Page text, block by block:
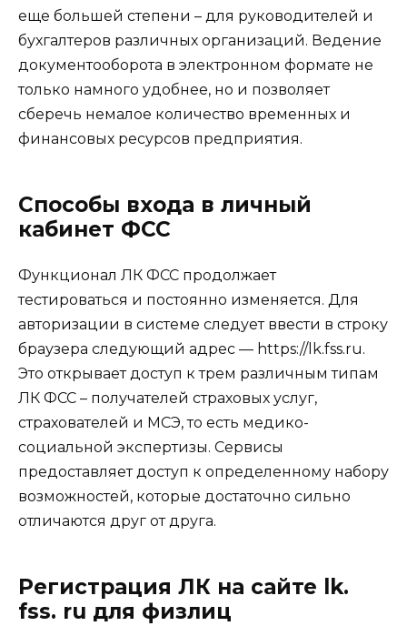
еще большей степени – для руководителей и
бухгалтеров различных организаций. Ведение
документооборота в электронном формате не
только намного удобнее, но и позволяет
сберечь немалое количество временных и
финансовых ресурсов предприятия.
Способы входа в личный
кабинет ФСС
Функционал ЛК ФСС продолжает
тестироваться и постоянно изменяется. Для
авторизации в системе следует ввести в строку
браузера следующий адрес — https://lk.fss.ru.
Это открывает доступ к трем различным типам
ЛК ФСС – получателей страховых услуг,
страхователей и МСЭ, то есть медико-
социальной экспертизы. Сервисы
предоставляет доступ к определенному набору
возможностей, которые достаточно сильно
отличаются друг от друга.
Регистрация ЛК на сайте lk.
fss. ru для физлиц